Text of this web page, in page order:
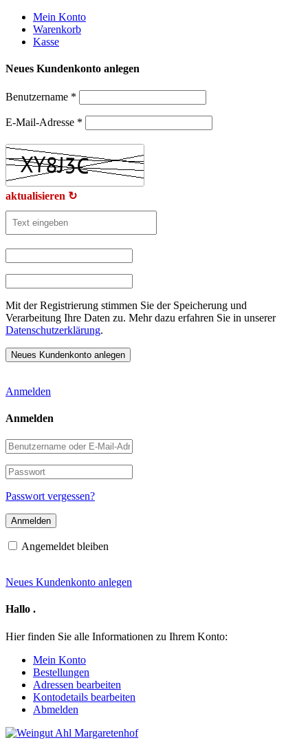
Weiter
zum
Inhalt
Mein Konto
Warenkorb
Kasse
Neues Kundenkonto anlegen
Benutzername *
E-Mail-Adresse *
aktualisieren ↻
Mit der Registrierung stimmen Sie der Speicherung und
Verarbeitung Ihre Daten zu. Mehr dazu erfahren Sie in unserer
Datenschutzerklärung.
Anmelden
Anmelden
Benutzername
oder
E-
Mail-
Adresse
Passwort
Passwort vergessen?
Angemeldet bleiben
Neues Kundenkonto anlegen
Hallo .
Hier finden Sie alle Informationen zu Ihrem Konto:
Mein Konto
Bestellungen
Adressen bearbeiten
Kontodetails bearbeiten
Abmelden